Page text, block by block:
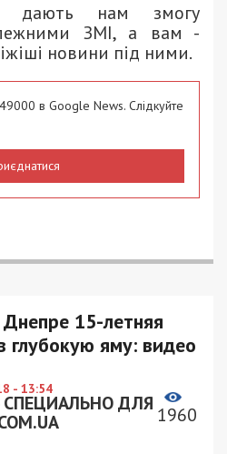
дають нам змогу
ЗМІ, а вам -
новини під ними.
в Google News. Слідкуйте
15-летняя
глубокую яму: видео
- 13:54
ДЛЯ 1960